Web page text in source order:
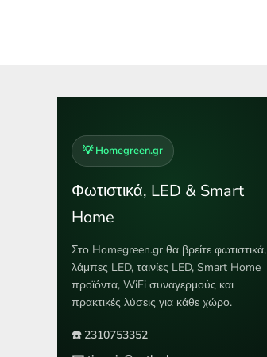
💡 Homegreen.gr
Φωτιστικά, LED & Smart
Home
Στο Homegreen.gr θα βρείτε φωτιστικά,
λάμπες LED, ταινίες LED, Smart Home
προϊόντα, WiFi συναγερμούς και
πρακτικές λύσεις για κάθε χώρο.
☎️ 2310753352